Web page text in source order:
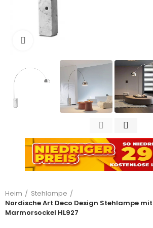
Heim
Stehlampe
Nordische Art Deco Design Stehlampe mit
Marmorsockel HL927